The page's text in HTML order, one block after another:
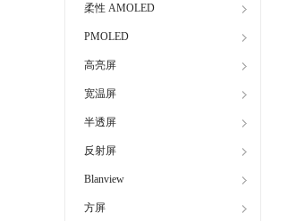
柔性 AMOLED
PMOLED
高亮屏
宽温屏
半透屏
反射屏
Blanview
方屏